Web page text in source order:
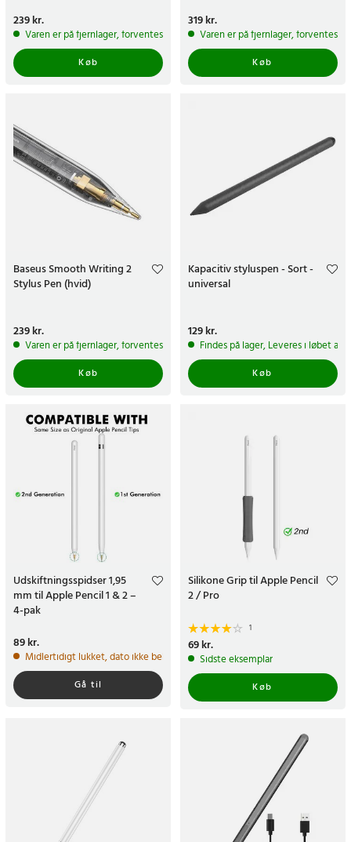
Pris:239 kr.
239 kr.
Varen er på fjernlager, forventes at blive sendt inden for 5-7 hverdage
Køb
Pris:319 kr.
319 kr.
Varen er på fjernlager, forventes
Køb
Baseus Smooth Writing 2
Stylus Pen (hvid)
Pris:239 kr.
239 kr.
Varen er på fjernlager, forventes at blive sendt inden for 5-7 hverdage
Køb
Kapacitiv styluspen - Sort -
universal
Pris:129 kr.
129 kr.
Findes på lager, Leveres i løbet af
Køb
Udskiftningsspidser 1,95
mm til Apple Pencil 1 & 2 –
4-pak
Pris:89 kr.
89 kr.
Midlertidigt lukket, dato ikke bekræftet
Gå til
Silikone Grip til Apple Pencil
2 / Pro
1
Pris:69 kr.
69 kr.
Sidste eksemplar
Køb